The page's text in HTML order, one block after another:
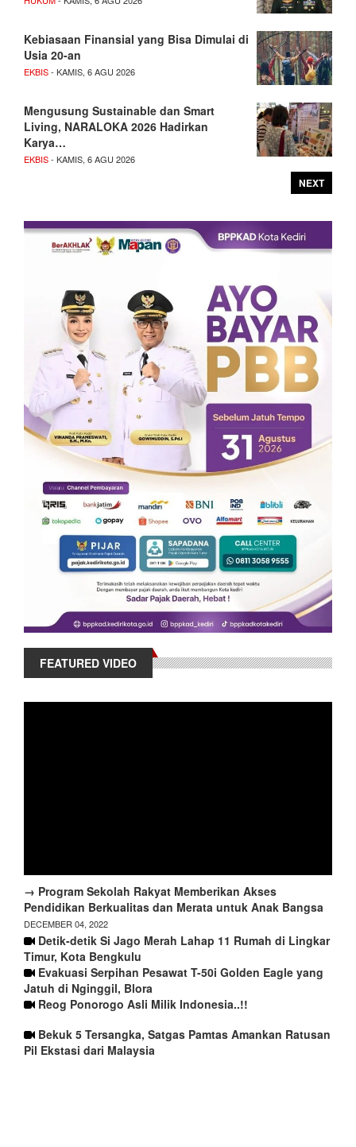
Kebiasaan Finansial yang Bisa Dimulai di
Usia 20-an
EKBIS- KAMIS, 6 AGU 2026
Mengusung Sustainable dan Smart
Living, NARALOKA 2026 Hadirkan
Karya…
EKBIS- KAMIS, 6 AGU 2026
NEXT
FEATURED VIDEO
→ Program Sekolah Rakyat Memberikan Akses
Pendidikan Berkualitas dan Merata untuk Anak Bangsa
DECEMBER 04, 2022
Detik-detik Si Jago Merah Lahap 11 Rumah di Lingkar
Timur, Kota Bengkulu
Evakuasi Serpihan Pesawat T-50i Golden Eagle yang
Jatuh di Nginggil, Blora
Reog Ponorogo Asli Milik Indonesia..!!
Bekuk 5 Tersangka, Satgas Pamtas Amankan Ratusan
Pil Ekstasi dari Malaysia